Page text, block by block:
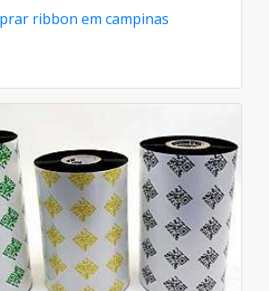
ribbon em campinas